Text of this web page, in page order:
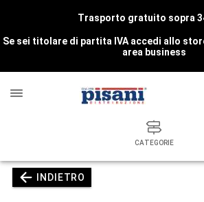
Trasporto gratuito sopra
Se sei titolare di partita IVA accedi allo
area business
CATEGORIE
INDIETRO